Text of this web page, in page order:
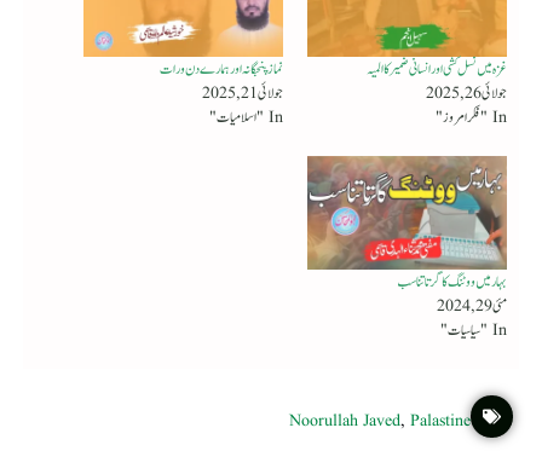
غزہ میں نسل کشی اور انسانی ضمیر کا المیہ
جولائی 26, 2025
In "فکر امروز"
نماز پنجگانہ اور ہمارے دن ورات
جولائی 21, 2025
In "اسلامیات"
بہار میں ووٹنگ کا گرتا تناسب
مئی 29, 2024
In "سیاسیات"
Noorullah Javed,Palastine